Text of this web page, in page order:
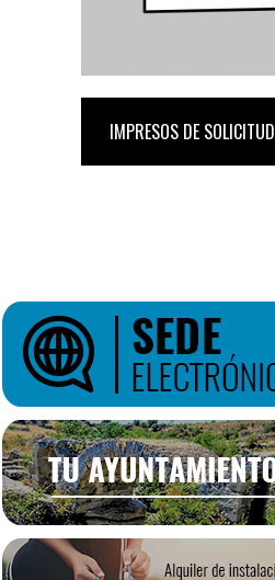
IMPRESOS DE SOLICITUD